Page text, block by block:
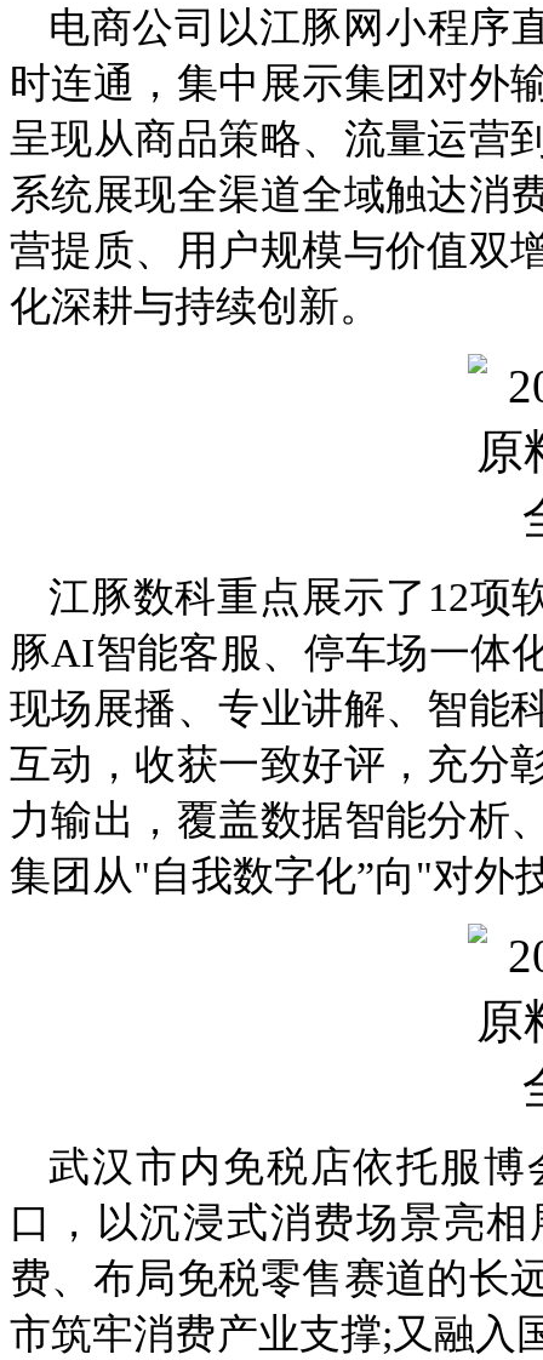
电商公司以江豚网小程序
时连通，集中展示集团对外
呈现从商品策略、流量运营
系统展现全渠道全域触达消
营提质、用户规模与价值双
化深耕与持续创新。
江豚数科重点展示了12项
豚AI智能客服、停车场一体
现场展播、专业讲解、智能
互动，收获一致好评，充分
力输出，覆盖数据智能分析
集团从"自我数字化”向"对外
武汉市内免税店依托服
口，以沉浸式消费场景亮
费、布局免税零售赛道的长
市筑牢消费产业支撑;又融入